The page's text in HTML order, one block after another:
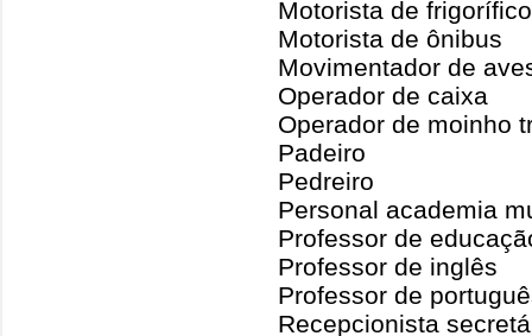
Motorista de
Motorista de ônibus
Movimentador de
Operador de caixa
Operador de moinho
Padeiro
Pedreiro
Personal academia
Professor de
Professor de inglês
Professor de
Recepcionista